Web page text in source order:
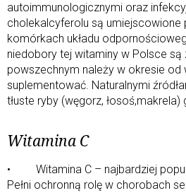
autoimmunologicznymi oraz
cholekalcyferolu są umiejscowione
komórkach układu
niedobory tej witaminy w Polsce są
powszechnym należy w okresie od
suplementować. Naturalnymi
tłuste ryby (węgorz, łosoś,makrela)
Witamina C
• Witamina C – najbardziej
Pełni ochronną rolę w chorobach